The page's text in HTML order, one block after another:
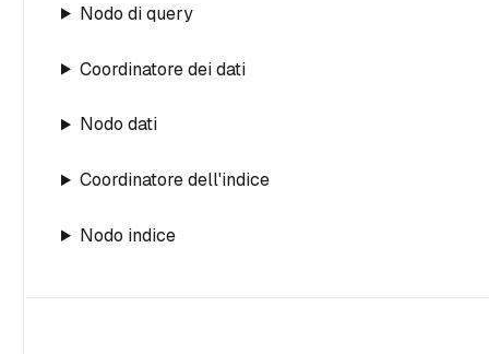
Nodo di query
Coordinatore dei dati
Nodo dati
Coordinatore dell'indice
Nodo indice